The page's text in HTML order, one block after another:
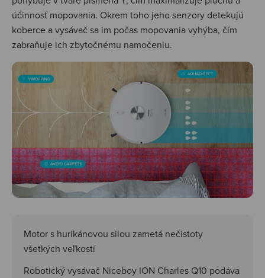
účinnosť mopovania. Okrem toho jeho senzory detekujú
koberce a vysávač sa im počas mopovania vyhýba, čím
zabraňuje ich zbytočnému namočeniu.
Motor s hurikánovou silou zametá nečistoty
všetkých veľkostí
Robotický vysávač Niceboy ION Charles Q10 podáva